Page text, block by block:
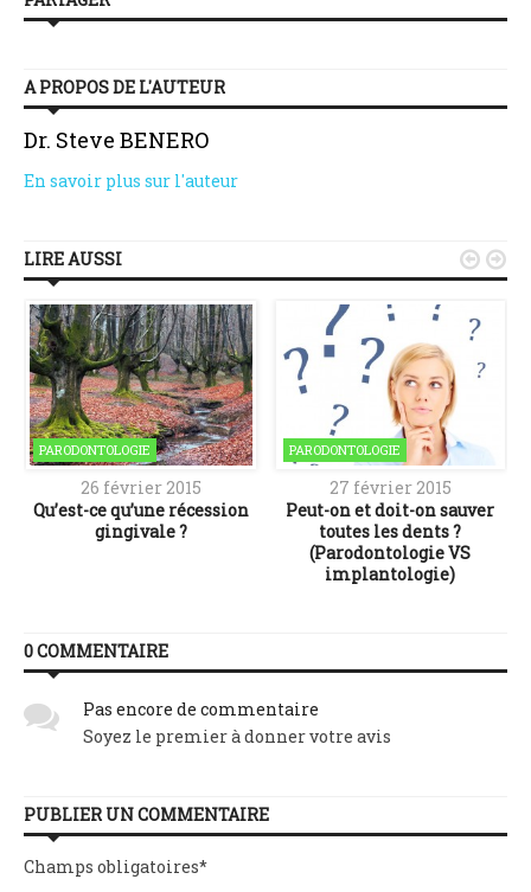
A PROPOS DE L'AUTEUR
Dr. Steve BENERO
En savoir plus sur l'auteur
LIRE AUSSI
PARODONTOLOGIE
26 février 2015
Qu’est-ce qu’une récession
gingivale ?
PARODONTOLOGIE
27 février 2015
Peut-on et doit-on sauver
toutes les dents ?
(Parodontologie VS
implantologie)
 
0 COMMENTAIRE
Pas encore de commentaire
Soyez le premier à donner votre avis
PUBLIER UN COMMENTAIRE
Champs obligatoires*